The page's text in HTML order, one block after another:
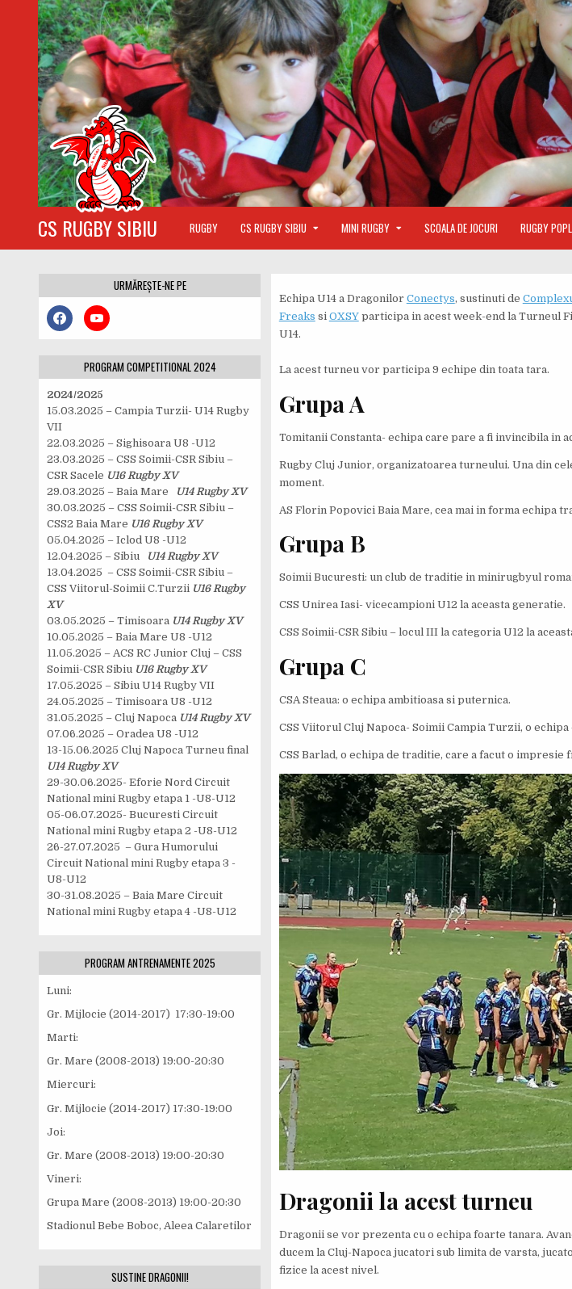
conținut
CS RUGBY SIBIU RUGBY CS RUGBY SIBIU MINI RUGBY SCOALA DE JOCURI RUGBY
URMĂREȘTE-NE PE
PROGRAM COMPETITIONAL 2024
2024/2025
15.03.2025 – Campia Turzii- U14 Rugby
VII
22.03.2025 – Sighisoara U8 -U12
23.03.2025 – CSS Soimii-CSR Sibiu –
CSR Sacele U16 Rugby XV
29.03.2025 – Baia Mare
U14 Rugby XV
30.03.2025 – CSS Soimii-CSR Sibiu –
CSS2 Baia Mare U16 Rugby XV
05.04.2025 – Iclod U8 -U12
12.04.2025 – Sibiu
U14 Rugby XV
13.04.2025 – CSS Soimii-CSR Sibiu –
CSS Viitorul-Soimii C.Turzii U16 Rugby
XV
03.05.2025 – Timisoara U14 Rugby XV
10.05.2025 – Baia Mare U8 -U12
11.05.2025 – ACS RC Junior Cluj – CSS
Soimii-CSR Sibiu U16 Rugby XV
17.05.2025 – Sibiu U14 Rugby VII
24.05.2025 – Timisoara U8 -U12
31.05.2025 – Cluj Napoca U14 Rugby XV
07.06.2025 – Oradea U8 -U12
13-15.06.2025 Cluj Napoca Turneu final
U14 Rugby XV
29-30.06.2025- Eforie Nord Circuit
National mini Rugby etapa 1 -U8-U12
05-06.07.2025- Bucuresti Circuit
National mini Rugby etapa 2 -U8-U12
26-27.07.2025 – Gura Humorului
Circuit National mini Rugby etapa 3 -
U8-U12
30-31.08.2025 – Baia Mare Circuit
National mini Rugby etapa 4 -U8-U12
PROGRAM ANTRENAMENTE 2025
Luni:
Gr. Mijlocie (2014-2017) 17:30-19:00
Marti:
Gr. Mare (2008-2013) 19:00-20:30
Miercuri:
Gr. Mijlocie (2014-2017) 17:30-19:00
Joi:
Gr. Mare (2008-2013) 19:00-20:30
Vineri:
Grupa Mare (2008-2013) 19:00-20:30
Stadionul Bebe Boboc, Aleea Calaretilor
SUSTINE DRAGONII!
Echipa U14 a Dragonilor Conectys, sustinuti de
Freaks si OXSYparticipa in acest week-end la Turneul
U14.
La acest turneu vor participa 9 echipe din toata tara.
Grupa A
Tomitanii Constanta- echipa care pare a fi invincibila in
Rugby Cluj Junior, organizatoarea turneului. Una din
moment.
AS Florin Popovici Baia Mare, cea mai in forma echipa
Grupa B
Soimii Bucuresti: un club de traditie in minirugbyul
CSS Unirea Iasi- vicecampioni U12 la aceasta generatie.
CSS Soimii-CSR Sibiu – locul III la categoria U12 la
Grupa C
CSA Steaua: o echipa ambitioasa si puternica.
CSS Viitorul Cluj Napoca- Soimii Campia Turzii, o echipa
CSS Barlad, o echipa de traditie, care a facut o impresie
Dragonii la acest turneu
Dragonii se vor prezenta cu o echipa foarte tanara.
ducem la Cluj-Napoca jucatori sub limita de varsta,
fizice la acest nivel.